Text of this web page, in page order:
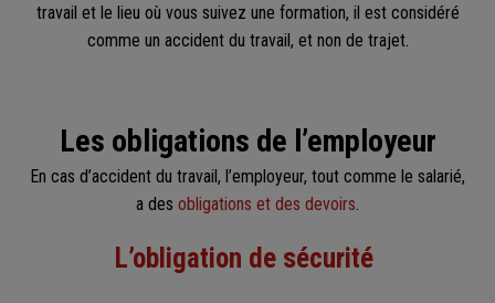
travail et le lieu où vous suivez une formation, il est considéré
comme un accident du travail, et non de trajet.
Les obligations de l’employeur
En cas d’accident du travail, l’employeur, tout comme le salarié,
a des obligations et des devoirs
L’obligation de sécurité